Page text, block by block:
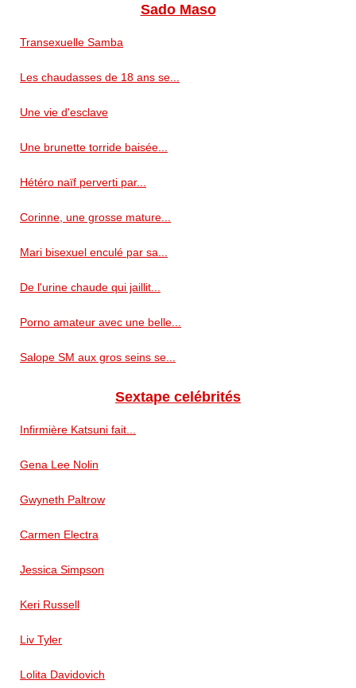
Sado Maso
Transexuelle Samba
Les chaudasses de 18 ans se...
Une vie d'esclave
Une brunette torride baisée...
Hétéro naïf perverti par...
Corinne, une grosse mature...
Mari bisexuel enculé par sa...
De l'urine chaude qui jaillit...
Porno amateur avec une belle...
Salope SM aux gros seins se...
Sextape celébrités
Infirmière Katsuni fait...
Gena Lee Nolin
Gwyneth Paltrow
Carmen Electra
Jessica Simpson
Keri Russell
Liv Tyler
Lolita Davidovich